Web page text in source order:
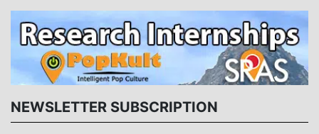
NEWSLETTER SUBSCRIPTION